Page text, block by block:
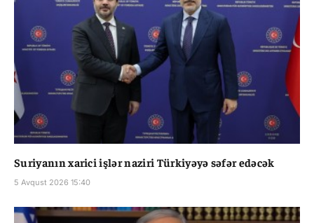
Suriyanın xarici işlər naziri Türkiyəyə səfər edəcək
5 Avqust 2026 15:40